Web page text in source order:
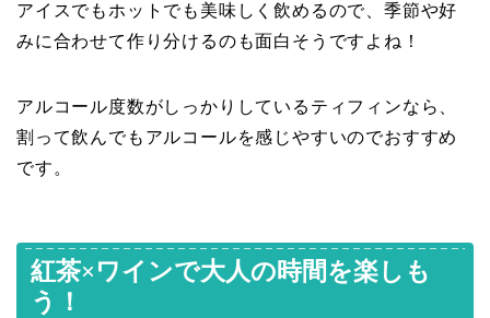
アイスでもホットでも美味しく飲めるので、季節や好
みに合わせて作り分けるのも面白そうですよね！
アルコール度数がしっかりしているティフィンなら、
割って飲んでもアルコールを感じやすいのでおすすめ
です。
紅茶×ワインで大人の時間を楽しも
う！